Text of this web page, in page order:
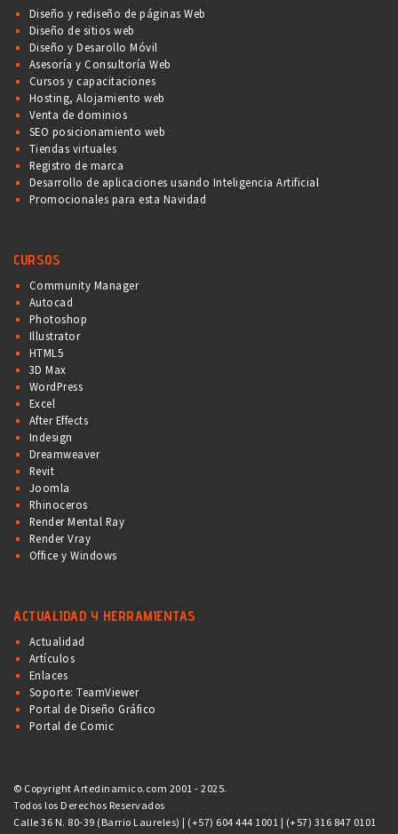
Diseño y rediseño de páginas Web
Diseño de sitios web
Diseño y Desarollo Móvil
Asesoría y Consultoría Web
Cursos y capacitaciones
Hosting, Alojamiento web
Venta de dominios
SEO posicionamiento web
Tiendas virtuales
Registro de marca
Desarrollo de aplicaciones usando Inteligencia Artificial
Promocionales para esta Navidad
CURSOS
Community Manager
Autocad
Photoshop
Illustrator
HTML5
3D Max
WordPress
Excel
After Effects
Indesign
Dreamweaver
Revit
Joomla
Rhinoceros
Render Mental Ray
Render Vray
Office y Windows
ACTUALIDAD Y HERRAMIENTAS
Actualidad
Artículos
Enlaces
Soporte: TeamViewer
Portal de Diseño Gráfico
Portal de Comic
© Copyright Artedinamico.com 2001 - 2025.
Todos los Derechos Reservados
Calle 36 N. 80-39 (Barrio Laureles) | (+57) 604 444 1001 | (+57) 316 847 0101